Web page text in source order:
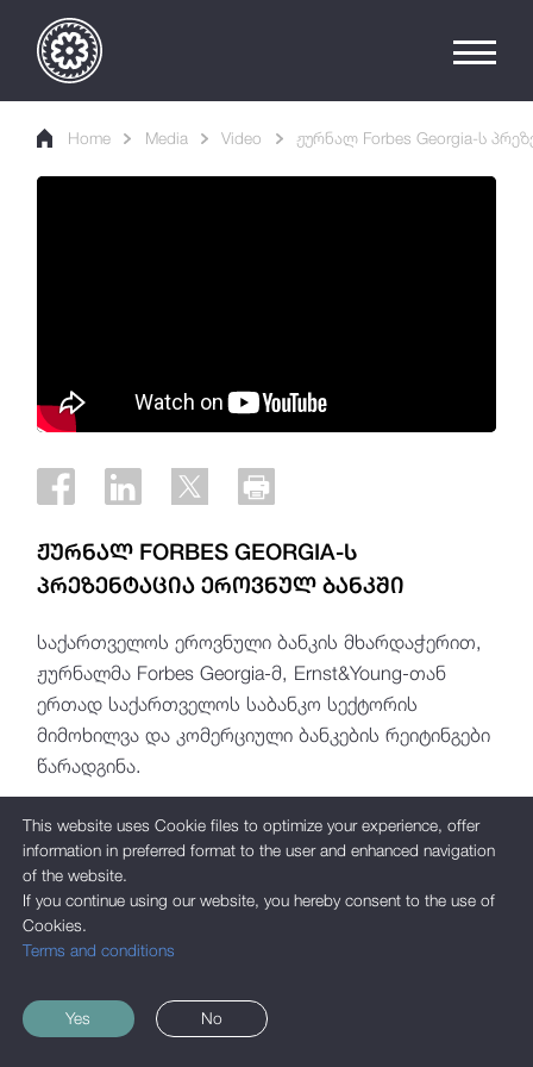
Home Media Video ჟურნალ Forbes Georgia-ს
ᲟᲣᲠᲜᲐᲚ FORBES GEORGIA-Ს
ᲞᲠᲔᲖᲔᲜᲢᲐᲪᲘᲐ ᲔᲠᲝᲕᲜᲣᲚ ᲑᲐᲜᲙᲨᲘ
საქართველოს ეროვნული ბანკის მხარდაჭერით,
ჟურნალმა Forbes Georgia-მ, Ernst&Young-თან
ერთად საქართველოს საბანკო სექტორის
მიმოხილვა და კომერციული ბანკების რეიტინგები
წარადგინა.
This website uses Cookie files to optimize your experience, offer
information in preferred format to the user and enhanced navigation
of the website.
If you continue using our website, you hereby consent to the use of
Cookies.
Terms and conditions
Yes No